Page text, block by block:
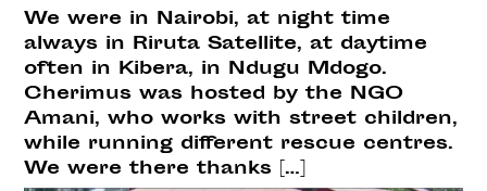
We were in Nairobi, at night time
always in Riruta Satellite, at daytime
often in Kibera, in Ndugu Mdogo.
Cherimus was hosted by the NGO
Amani, who works with street children,
while running different rescue centres.
We were there thanks […]